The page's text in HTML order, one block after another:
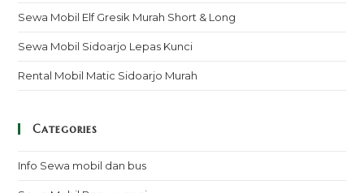
Sewa Mobil Elf Gresik Murah Short & Long
Sewa Mobil Sidoarjo Lepas Kunci
Rental Mobil Matic Sidoarjo Murah
Categories
Info Sewa mobil dan bus